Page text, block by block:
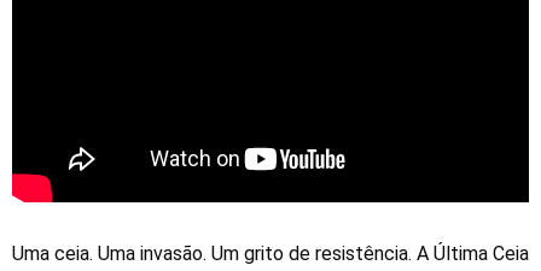
Uma ceia. Uma invasão. Um grito de resistência. A Última Ceia